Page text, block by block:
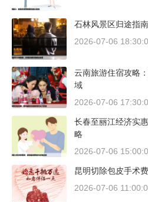
石林风景区归途指
2026-07-06
云南旅游住宿攻略
域
2026-07-06
长春至丽江经济实
略
2026-07-06
昆明切除包皮手术
2026-07-06